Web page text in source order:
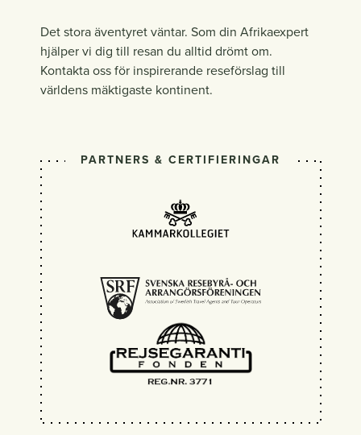
Det stora äventyret väntar. Som din Afrikaexpert
hjälper vi dig till resan du alltid drömt om.
Kontakta oss för inspirerande reseförslag till
världens mäktigaste kontinent.
PARTNERS & CERTIFIERINGAR